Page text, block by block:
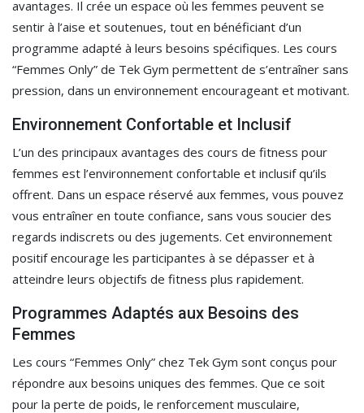
avantages. Il crée un espace où les femmes peuvent se
sentir à l’aise et soutenues, tout en bénéficiant d’un
programme adapté à leurs besoins spécifiques. Les cours
“Femmes Only” de Tek Gym permettent de s’entraîner sans
pression, dans un environnement encourageant et motivant.
Environnement Confortable et Inclusif
L’un des principaux avantages des cours de fitness pour
femmes est l’environnement confortable et inclusif qu’ils
offrent. Dans un espace réservé aux femmes, vous pouvez
vous entraîner en toute confiance, sans vous soucier des
regards indiscrets ou des jugements. Cet environnement
positif encourage les participantes à se dépasser et à
atteindre leurs objectifs de fitness plus rapidement.
Programmes Adaptés aux Besoins des
Femmes
Les cours “Femmes Only” chez Tek Gym sont conçus pour
répondre aux besoins uniques des femmes. Que ce soit
pour la perte de poids, le renforcement musculaire,